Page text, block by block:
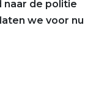
naar de politie
we voor nu